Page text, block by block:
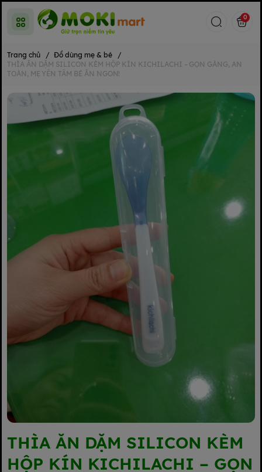
0
Trang chủ / Đồ dùng mẹ & bé
/
THÌA ĂN DẶM SILICON KÈM HỘP KÍN KICHILACHI – GỌN GÀNG, AN
TOÀN, MẸ YÊN TÂM BÉ ĂN NGON!
THÌA ĂN DẶM SILICON KÈM
HỘP KÍN KICHILACHI – GỌN